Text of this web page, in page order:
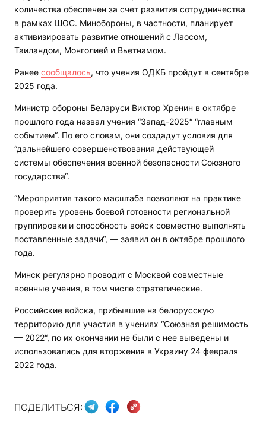
количества обеспечен за счет развития сотрудничества
в рамках ШОС. Минобороны, в частности, планирует
активизировать развитие отношений с Лаосом,
Таиландом, Монголией и Вьетнамом.
Ранее сообщалось, что учения ОДКБ пройдут в сентябре
2025 года.
Министр обороны Беларуси Виктор Хренин в октябре
прошлого года назвал учения “Запад-2025“ “главным
событием“. По его словам, они создадут условия для
“дальнейшего совершенствования действующей
системы обеспечения военной безопасности Союзного
государства“.
“Мероприятия такого масштаба позволяют на практике
проверить уровень боевой готовности региональной
группировки и способность войск совместно выполнять
поставленные задачи“, — заявил он в октябре прошлого
года.
Минск регулярно проводит с Москвой совместные
военные учения, в том числе стратегические.
Российские войска, прибывшие на белорусскую
территорию для участия в учениях “Союзная решимость
— 2022“, по их окончании не были с нее выведены и
использовались для вторжения в Украину 24 февраля
2022 года.
ПОДЕЛИТЬСЯ: